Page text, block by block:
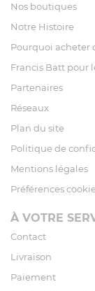
Nos boutiques
Notre Histoire
Pourquoi acheter
Francis Batt pour
Partenaires
Réseaux
Plan du site
Politique de
Mentions légales
Préférences
À VOTRE
Contact
Livraison
Paiement